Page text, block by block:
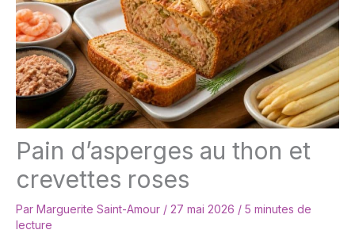
Pain d’asperges au thon et
crevettes roses
Par Marguerite Saint-Amour / 27 mai 2026 / 5 minutes de
lecture